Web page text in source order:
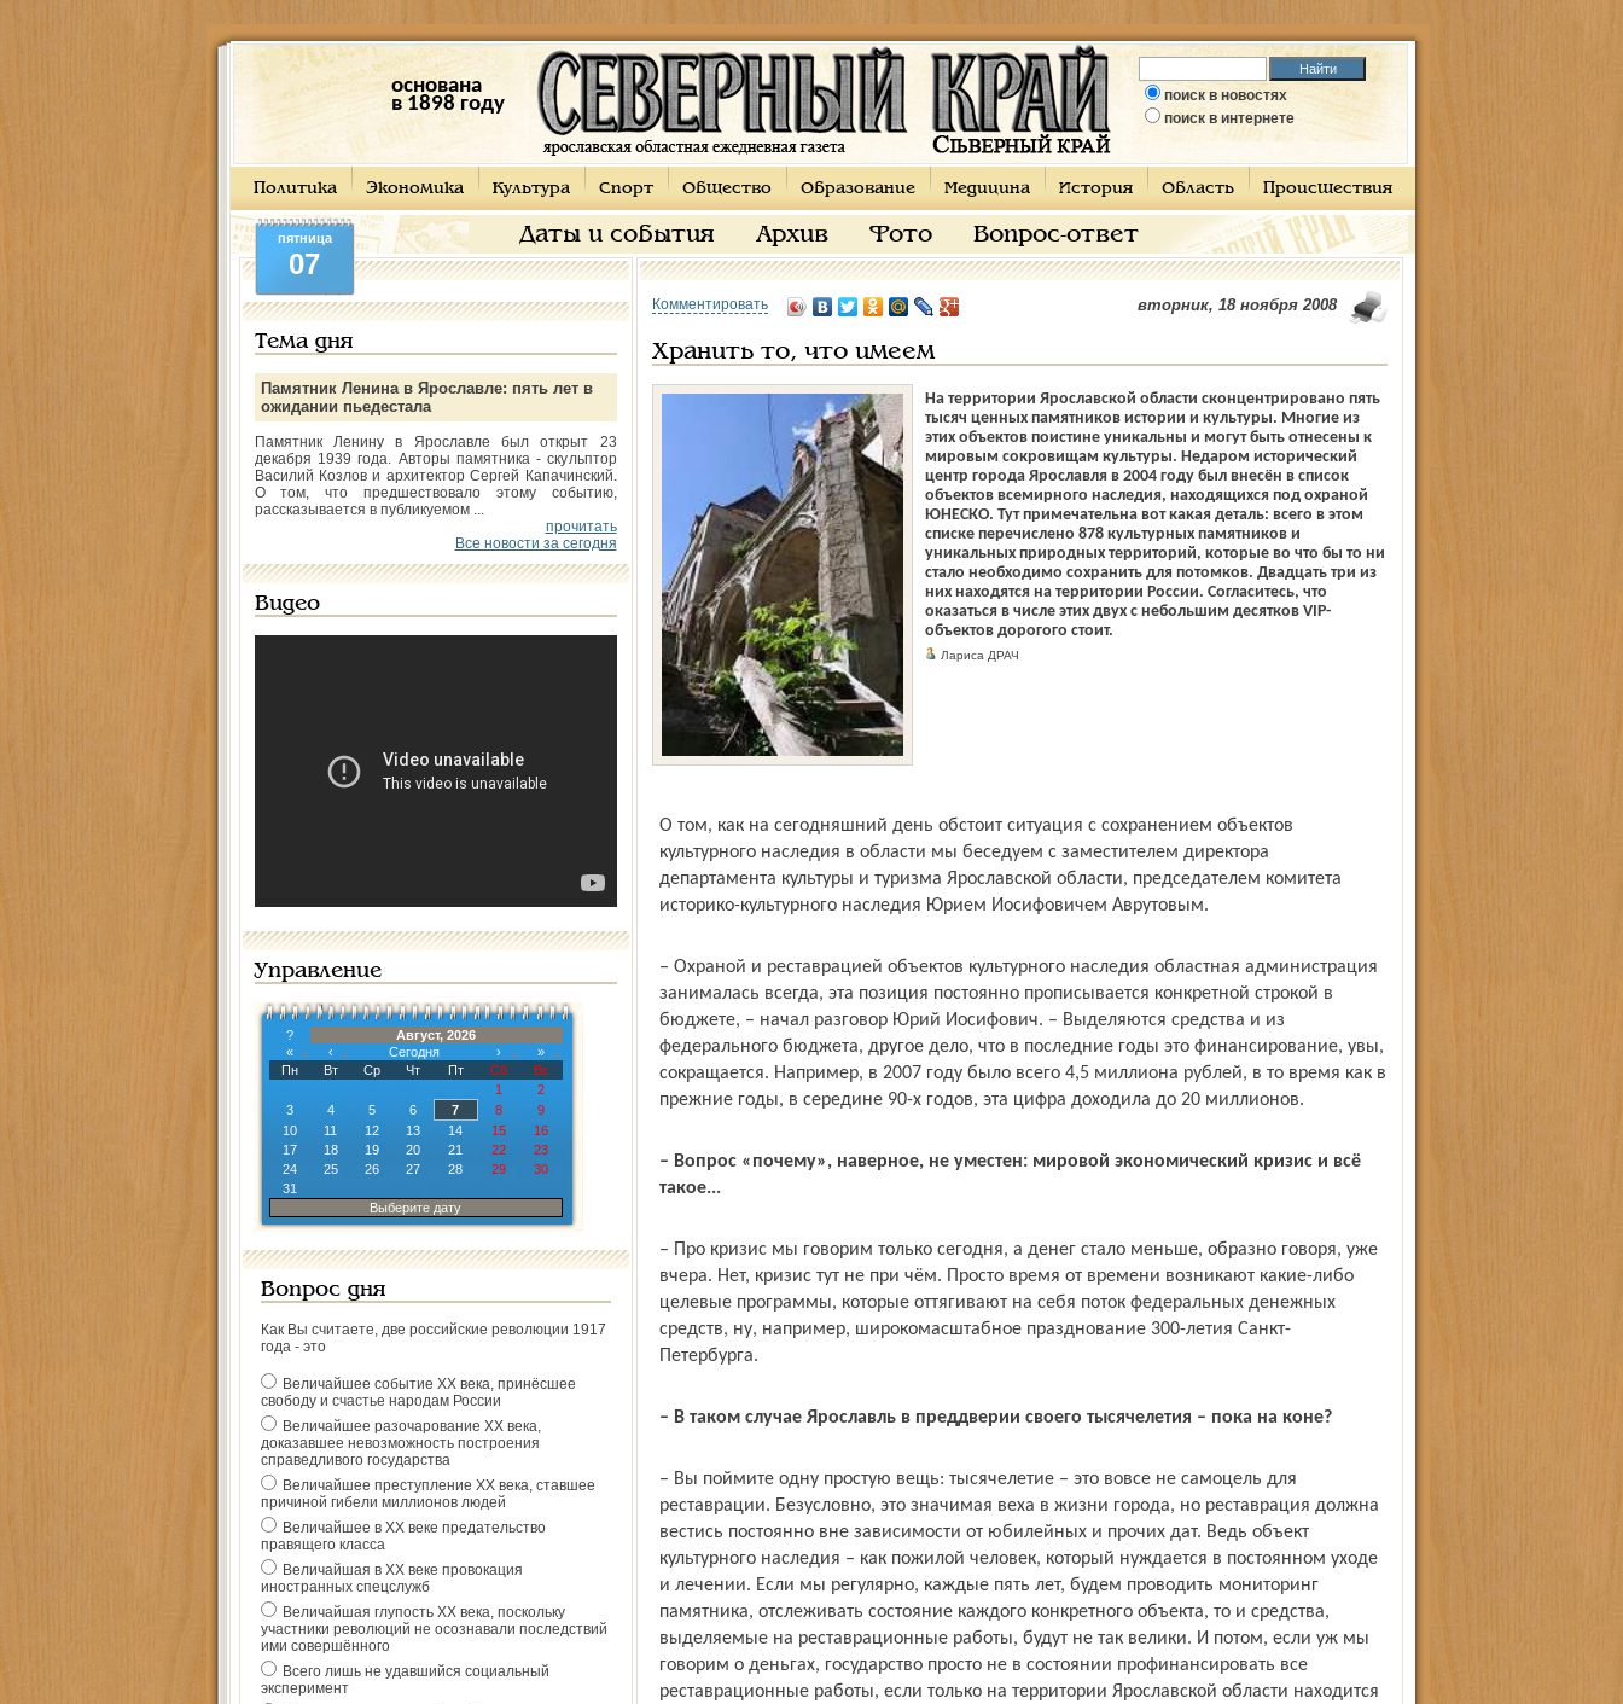
основана
в 1898 году
поиск в новостях
поиск в интернете
Политика Экономика Культура Спорт Общество Образование Медицина История Область Происшествия
Даты и события Архив Фото Вопрос-ответ
пятница
07
Тема дня
Памятник Ленина в Ярославле: пять лет в
ожидании пьедестала
Памятник Ленину в Ярославле был открыт 23
декабря 1939 года. Авторы памятника - скульптор
Василий Козлов и архитектор Сергей Капачинский.
О том, что предшествовало этому событию,
рассказывается в публикуемом ...
прочитать
Все новости за сегодня
Видео
Управление
?
Август, 2026
«
‹ Сегодня ›
»
Пн
Вт Ср Чт Пт Сб
Вс
1
2
3
4 5 6 7 8
9
10
11 12 13 14 15
16
17
18 19 20 21 22
23
24
25 26 27 28 29
30
31
Выберите дату
Вопрос дня
Как Вы считаете, две российские революции 1917
года - это
Величайшее событие ХХ века, принёсшее
свободу и счастье народам России
Величайшее разочарование ХХ века,
доказавшее невозможность построения
справедливого государства
Величайшее преступление ХХ века, ставшее
причиной гибели миллионов людей
Величайшее в ХХ веке предательство
правящего класса
Величайшая в ХХ веке провокация
иностранных спецслужб
Величайшая глупость ХХ века, поскольку
участники революций не осознавали последствий
ими совершённого
Всего лишь не удавшийся социальный
эксперимент
Комментировать вторник, 18 ноября 2008
Хранить то, что имеем
На территории Ярославской области сконцентрировано пять
тысяч ценных памятников истории и культуры. Многие из
этих объектов поистине уникальны и могут быть отнесены к
мировым сокровищам культуры. Недаром исторический
центр города Ярославля в 2004 году был внесён в список
объектов всемирного наследия, находящихся под охраной
ЮНЕСКО. Тут примечательна вот какая деталь: всего в этом
списке перечислено 878 культурных памятников и
уникальных природных территорий, которые во что бы то ни
стало необходимо сохранить для потомков. Двадцать три из
них находятся на территории России. Согласитесь, что
оказаться в числе этих двух с небольшим десятков VIP-
объектов дорогого стоит.
Лариса ДРАЧ
О том, как на сегодняшний день обстоит ситуация с сохранением объектов
культурного наследия в области мы беседуем с заместителем директора
департамента культуры и туризма Ярославской области, председателем комитета
историко-культурного наследия Юрием Иосифовичем Аврутовым.
– Охраной и реставрацией объектов культурного наследия областная администрация
занималась всегда, эта позиция постоянно прописывается конкретной строкой в
бюджете, – начал разговор Юрий Иосифович. – Выделяются средства и из
федерального бюджета, другое дело, что в последние годы это финансирование, увы,
сокращается. Например, в 2007 году было всего 4,5 миллиона рублей, в то время как в
преж­ние годы, в середине 90-х годов, эта цифра доходила до 20 миллионов.
– Вопрос «почему», наверное, не уместен: мировой экономический кризис и всё
такое...
– Про кризис мы говорим только сегодня, а денег стало меньше, образно говоря, уже
вчера. Нет, кризис тут не при чём. Просто время от времени возникают какие-либо
целевые программы, которые оттягивают на себя поток федеральных денежных
средств, ну, например, широкомасштабное празд­нование 300-летия Санкт-
Петербурга.
– В таком случае Ярославль в преддверии своего тысячелетия – пока на коне?
– Вы поймите одну простую вещь: тысячелетие – это вовсе не самоцель для
реставрации. Безусловно, это значимая веха в жизни города, но реставрация должна
вестись постоянно вне зависимости от юбилейных и прочих дат. Ведь объект
культурного наследия – как пожилой человек, который нуждается в постоянном уходе
и лечении. Если мы регулярно, каждые пять лет, будем проводить мониторинг
памятника, отслеживать состояние каждого конкретного объекта, то и сред­ства,
выделяемые на реставрационные работы, будут не так велики. И потом, если уж мы
говорим о деньгах, государство просто не в состоянии профинансировать все
реставрационные работы, если только на территории Ярославской области находится